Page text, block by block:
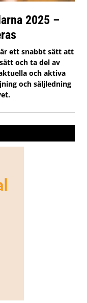
2025 –
ett snabbt sätt att
och ta del av
och aktiva
och säljledning